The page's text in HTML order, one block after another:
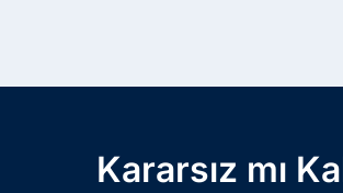
Kararsız mı